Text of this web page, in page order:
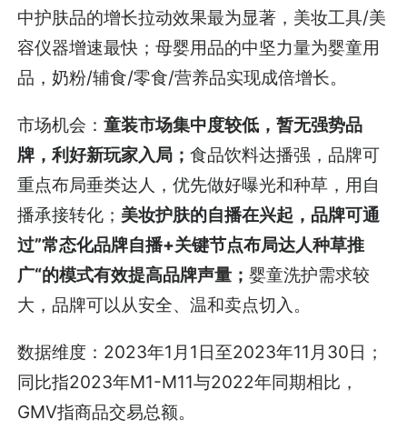
中护肤品的增长拉动效果最为显著，美妆工具/美
容仪器增速最快；母婴用品的中坚力量为婴童用
品，奶粉/辅食/零食/营养品实现成倍增长。
市场机会：童装市场集中度较低，暂无强势品
牌，利好新玩家入局；食品饮料达播强，品牌可
重点布局垂类达人，优先做好曝光和种草，用自
播承接转化； 美妆护肤的自播在兴起，品牌可通
过”常态化品牌自播+关键节点布局达人种草推
广“的模式有效提高品牌声量；婴童洗护需求较
大，品牌可以从安全、温和卖点切入。
数据维度：2023年1月1日至2023年11月30日；
同比指2023年M1-M11与2022年同期相比，
GMV指商品交易总额。